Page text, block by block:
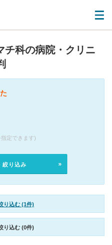
チ科の病院・クリニ
定できます)
絞り込み
り込む (1件)
り込む (0件)